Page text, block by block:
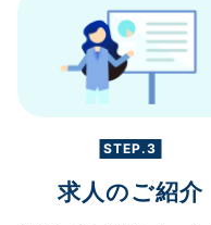
STEP.3
求人のご紹介